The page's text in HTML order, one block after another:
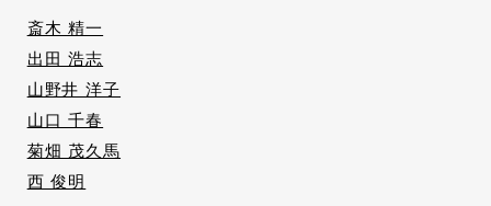
斎木 精一
出田 浩志
山野井 洋子
山口 千春
菊畑 茂久馬
西 俊明